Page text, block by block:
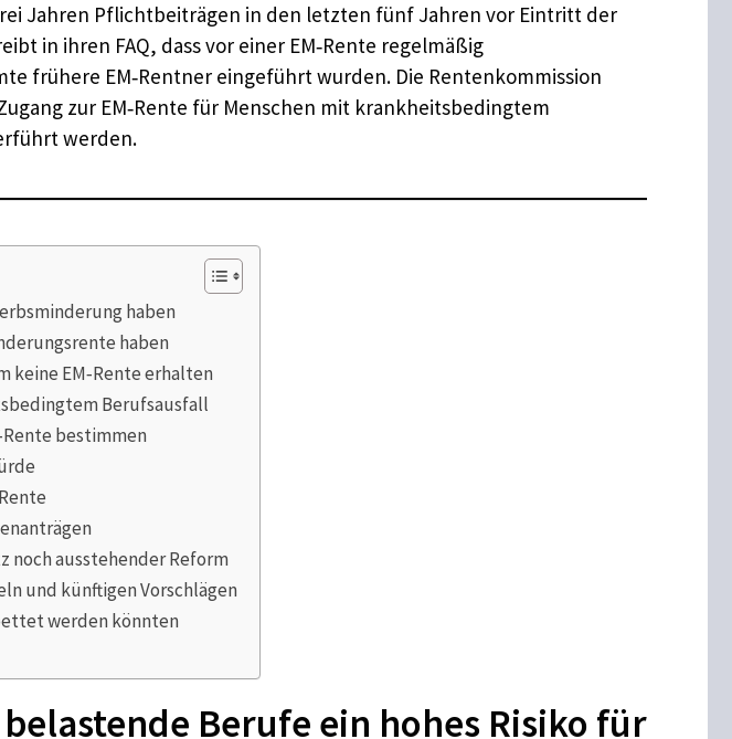
Jahren Pflichtbeiträgen in den letzten fünf Jahren vor Eintritt der
in ihren FAQ, dass vor einer EM‑Rente regelmäßig
frühere EM‑Rentner eingeführt wurden. Die Rentenkommission
zur EM‑Rente für Menschen mit krankheitsbedingtem
werden.
haben
haben
keine EM‑Rente erhalten
Berufsausfall
bestimmen
noch ausstehender Reform
und künftigen Vorschlägen
werden könnten
Berufe ein hohes Risiko für